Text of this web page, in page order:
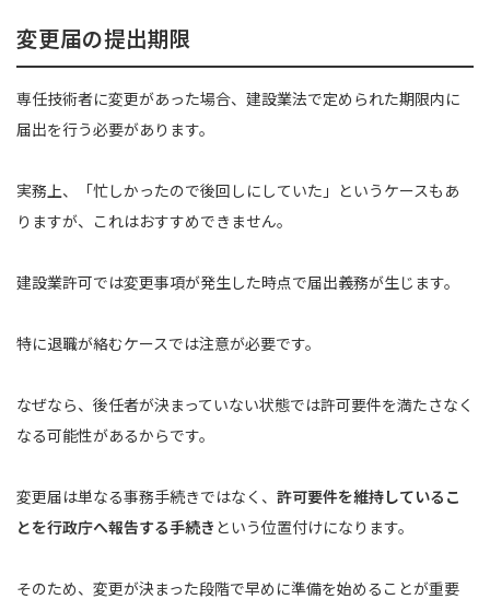
変更届の提出期限
専任技術者に変更があった場合、建設業法で定められた期限内に
届出を行う必要があります。
実務上、「忙しかったので後回しにしていた」というケースもあ
りますが、これはおすすめできません。
建設業許可では変更事項が発生した時点で届出義務が生じます。
特に退職が絡むケースでは注意が必要です。
なぜなら、後任者が決まっていない状態では許可要件を満たさなく
なる可能性があるからです。
変更届は単なる事務手続きではなく、 許可要件を維持しているこ
とを行政庁へ報告する手続き という位置付けになります。
そのため、変更が決まった段階で早めに準備を始めることが重要